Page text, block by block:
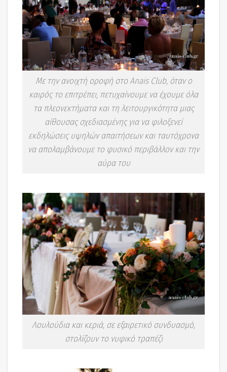
Με την ανοιχτή οροφή στο Anais Club, όταν ο
καιρός το επιτρέπει, πετυχαίνουμε να έχουμε όλα
τα πλεονεκτήματα και τη λειτουργικότητα μιας
αίθουσας σχεδιασμένης για να φιλοξενεί
εκδηλώσεις υψηλών απαιτήσεων και ταυτόχρονα
να απολαμβάνουμε το φυσικό περιβάλλον και την
αύρα του
Λουλούδια και κεριά, σε εξαιρετικό συνδυασμό,
στολίζουν το νυφικό τραπέζι